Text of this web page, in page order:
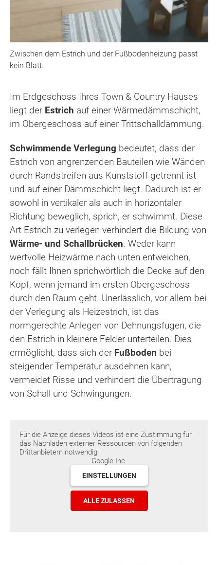
Zwischen dem Estrich und der Fußbodenheizung passt
kein Blatt.
Im Erdgeschoss Ihres Town & Country Hauses
liegt der Estrich auf einer Wärmedämmschicht,
im Obergeschoss auf einer Trittschalldämmung.
Schwimmende Verlegung bedeutet, dass der
Estrich von angrenzenden Bauteilen wie Wänden
durch Randstreifen aus Kunststoff getrennt ist
und auf einer Dämmschicht liegt. Dadurch ist er
sowohl in vertikaler als auch in horizontaler
Richtung beweglich, sprich, er schwimmt. Diese
Art Estrich zu verlegen verhindert die Bildung von
Wärme- und Schallbrücken. Weder kann
wertvolle Heizwärme nach unten entweichen,
noch fällt Ihnen sprichwörtlich die Decke auf den
Kopf, wenn jemand im ersten Obergeschoss
durch den Raum geht. Unerlässlich, vor allem bei
der Verlegung als Heizestrich, ist das
normgerechte Anlegen von Dehnungsfugen, die
den Estrich in kleinere Felder unterteilen. Dies
ermöglicht, dass sich der Fußboden bei
steigender Temperatur ausdehnen kann,
vermeidet Risse und verhindert die Übertragung
von Schall und Schwingungen.
Für die Anzeige dieses Videos ist eine Zustimmung für
das Nachladen externer Ressourcen von folgenden
Drittanbietern notwendig:
Google Inc.
EINSTELLUNGEN
ALLE ZULASSEN